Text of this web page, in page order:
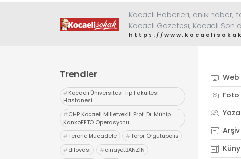
Kocaeli Haberleri, anlık
Kocaeli Gazetesi, Kocaeli Son
https://
Trendler
#Kocaeli Üniversitesi Tıp Fakültesi
Hastanesi
#CHP Kocaeli Milletvekili Prof. Dr. Mühip
KankoFETÖ Operasyonu
#Terörle Mücadele #Terör Örgütüpolis
#dilovası #cinayetBANZİN
Web
Arşiv